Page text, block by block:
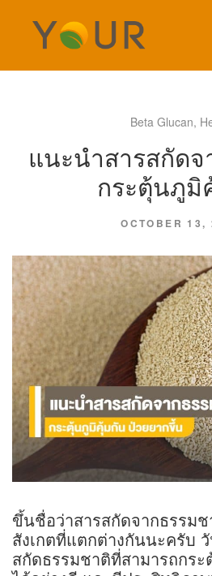
Beta Glucan,
แนะนำสารสกัด
กระตุ้นภู
OCTOBER 13,
ขึ้นชื่อว่าสารสกัดจากธรรม
สังเกตที่แตกต่างกันนะครับ
สกัดธรรมชาติที่สามารถกร